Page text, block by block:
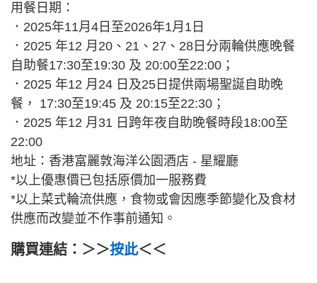
用餐日期：
．2025年11月4日至2026年1月1日
．2025 年12 月20、21、27、28日分兩輪供應晚餐
自助餐17:30至19:30 及 20:00至22:00；
．2025 年12 月24 日及25日提供兩場聖誕自助晚
餐， 17:30至19:45 及 20:15至22:30；
．2025 年12 月31 日跨年夜自助晚餐時段18:00至
22:00
地址：香港富麗敦海洋公園酒店 - 星耀廳
*以上優惠價已包括原價加一服務費
*以上菜式輪流供應，食物或會因應季節變化及食材
供應而改變並不作事前通知。
購買連結：＞＞按此＜＜